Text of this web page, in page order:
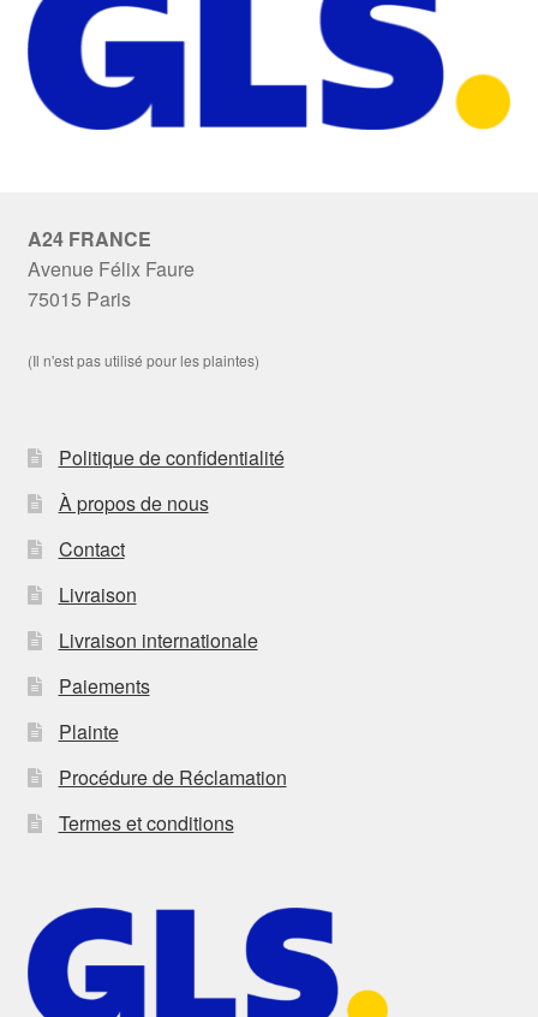
A24 FRANCE
Avenue Félix Faure
75015 Paris
(Il n'est pas utilisé pour les plaintes)
Politique de confidentialité
À propos de nous
Contact
Livraison
Livraison internationale
Paiements
Plainte
Procédure de Réclamation
Termes et conditions